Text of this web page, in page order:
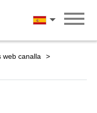
Català
web canalla